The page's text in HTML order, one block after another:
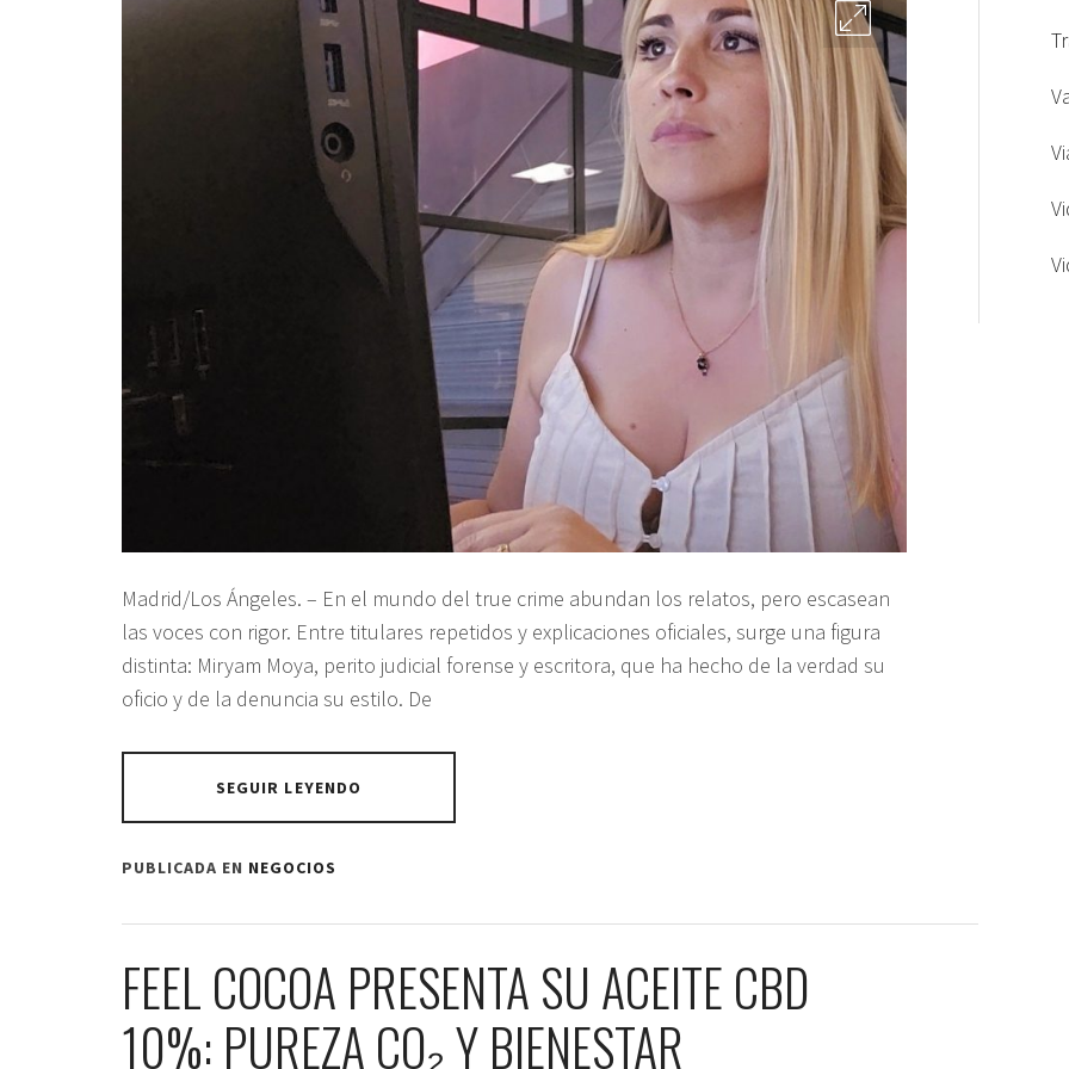
Madrid/Los Ángeles. – En el mundo del true crime abundan los relatos, pero escasean
las voces con rigor. Entre titulares repetidos y explicaciones oficiales, surge una figura
distinta: Miryam Moya, perito judicial forense y escritora, que ha hecho de la verdad su
oficio y de la denuncia su estilo. De
SEGUIR LEYENDO
PUBLICADA EN NEGOCIOS
FEEL COCOA PRESENTA SU ACEITE CBD
10%: PUREZA CO₂ Y BIENESTAR